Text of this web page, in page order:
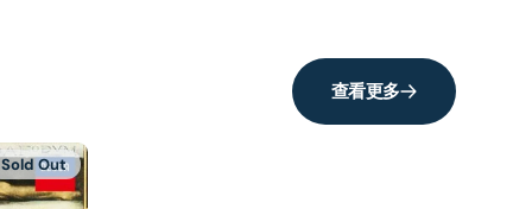
查看更多
Sold Out